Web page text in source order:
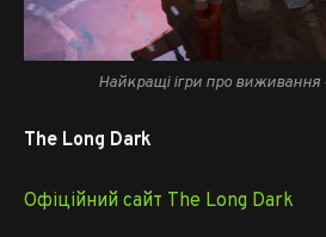
Найкращі ігри про виживання
The Long Dark
Офіційний сайт The Long Dark